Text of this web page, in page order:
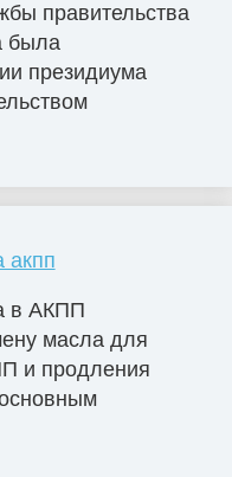
правительства
была
президиума
акпп
в АКПП
масла для
и продления